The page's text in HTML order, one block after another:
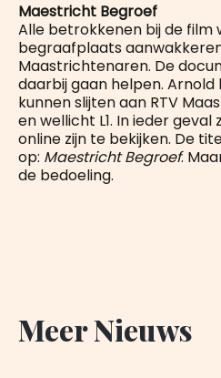
Maestricht Begroef
Alle betrokkenen bij de film
begraafplaats
Maastrichtenaren. De
daarbij gaan helpen.
kunnen slijten aan RTV
en wellicht L1. In ieder
online zijn te bekijken. De
op: Maestricht Begroef.
de bedoeling.
Meer Nieuws